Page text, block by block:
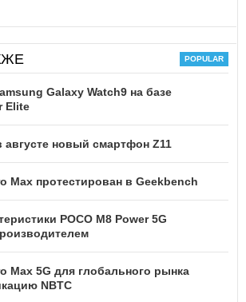
Galaxy Watch9 на базе
Elite
августе новый смартфон Z11
Max протестирован в Geekbench
POCO M8 Power 5G
Max 5G для глобального рынка
NBTC